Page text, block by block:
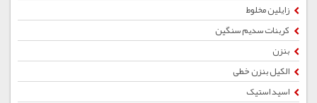
زایلین مخلوط
کربنات سدیم سنگین
بنزن
الکیل بنزن خطی
اسید استیک